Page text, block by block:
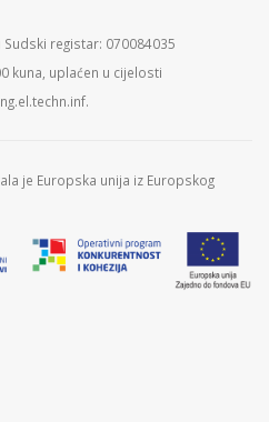
registar: 070084035
kuna, uplaćen u cijelosti
je Europska unija iz Europskog